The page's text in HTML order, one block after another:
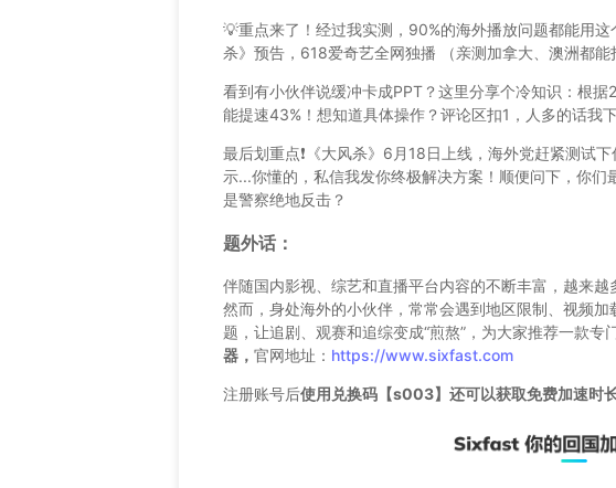
💡重点来了！经过我实测，90%的海外播放问题都能用
杀》预告，618爱奇艺全网独播 （亲测加拿大、澳洲都能
看到有小伙伴说缓冲卡成PPT？这里分享个冷知识：根
能提速43%！想知道具体操作？评论区扣1，人多的话我
最后划重点❗️《大风杀》6月18日上线，海外党赶紧测试
示...你懂的，私信我发你终极解决方案！顺便问下，你
是警察绝地反击？
题外话：
伴随国内影视、综艺和直播平台内容的不断丰富，越来越
然而，身处海外的小伙伴，常常会遇到地区限制、视频
题，让追剧、观赛和追综变成“煎熬”，为大家推荐一款
器， 官网地址： https://www.sixfast.com
注册账号后使用兑换码【s003】还可以获取免费加速时